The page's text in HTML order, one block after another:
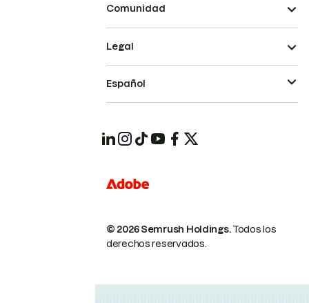
Comunidad
© 2026 Semrush Holdings.Todos los
derechos reservados.
Legal
Español